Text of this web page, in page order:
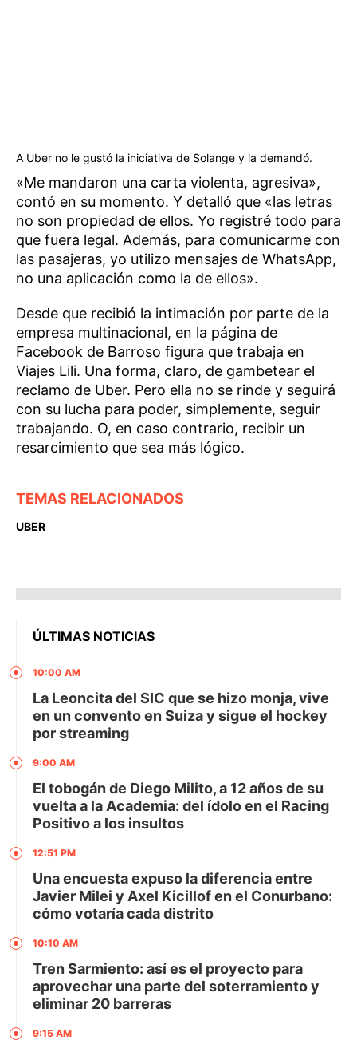
A Uber no le gustó la iniciativa de Solange y la demandó.
«Me mandaron una carta violenta, agresiva»,
contó en su momento. Y detalló que «las letras
no son propiedad de ellos. Yo registré todo para
que fuera legal. Además, para comunicarme con
las pasajeras, yo utilizo mensajes de WhatsApp,
no una aplicación como la de ellos».
Desde que recibió la intimación por parte de la
empresa multinacional, en la página de
Facebook de Barroso figura que trabaja en
Viajes Lili. Una forma, claro, de gambetear el
reclamo de Uber. Pero ella no se rinde y seguirá
con su lucha para poder, simplemente, seguir
trabajando. O, en caso contrario, recibir un
resarcimiento que sea más lógico.
TEMAS RELACIONADOS
UBER
ÚLTIMAS NOTICIAS
10:00 AM
La Leoncita del SIC que se hizo monja, vive
en un convento en Suiza y sigue el hockey
por streaming
9:00 AM
El tobogán de Diego Milito, a 12 años de su
vuelta a la Academia: del ídolo en el Racing
Positivo a los insultos
12:51 PM
Una encuesta expuso la diferencia entre
Javier Milei y Axel Kicillof en el Conurbano:
cómo votaría cada distrito
10:10 AM
Tren Sarmiento: así es el proyecto para
aprovechar una parte del soterramiento y
eliminar 20 barreras
9:15 AM